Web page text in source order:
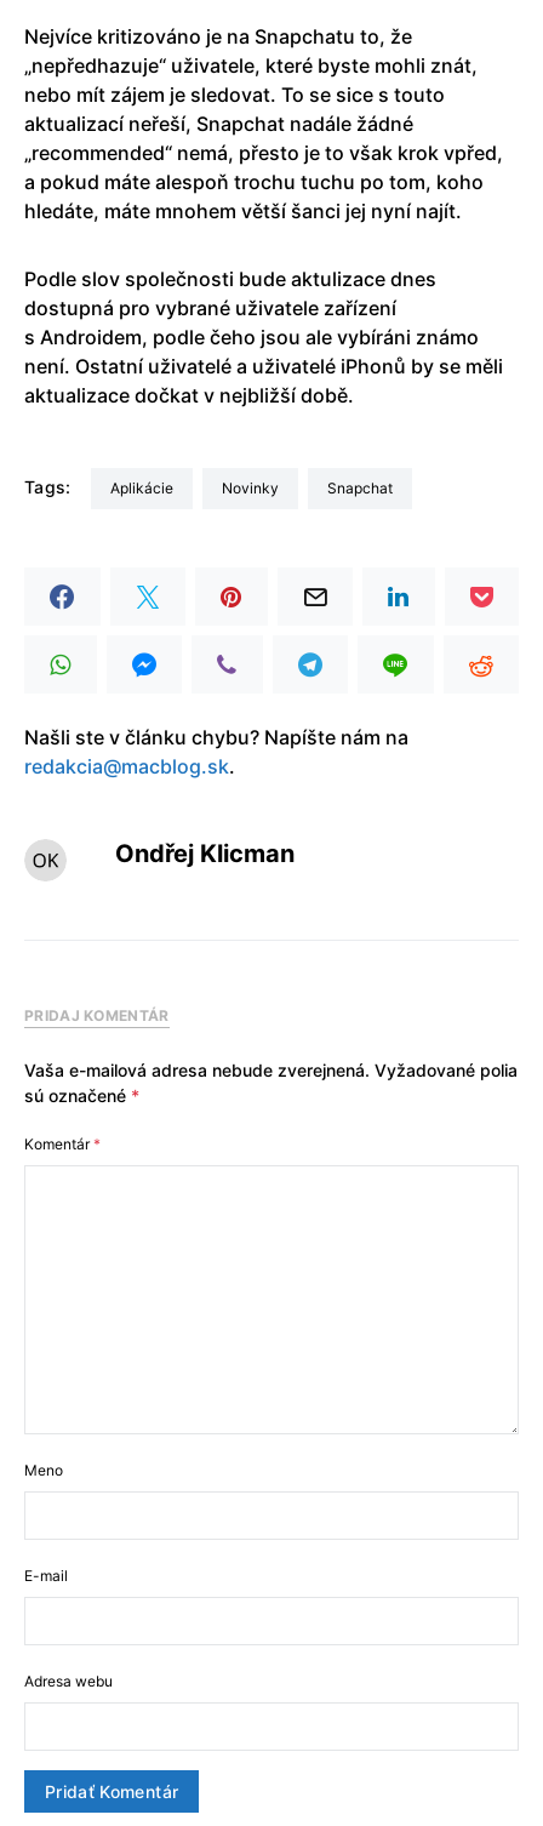
Nejvíce kritizováno je na Snapchatu to, že
„nepředhazuje“ uživatele, které byste mohli znát,
nebo mít zájem je sledovat. To se sice s touto
aktualizací neřeší, Snapchat nadále žádné
„recommended“ nemá, přesto je to však krok vpřed,
a pokud máte alespoň trochu tuchu po tom, koho
hledáte, máte mnohem větší šanci jej nyní najít.
Podle slov společnosti bude aktulizace dnes
dostupná pro vybrané uživatele zařízení
s Androidem, podle čeho jsou ale vybíráni známo
není. Ostatní uživatelé a uživatelé iPhonů by se měli
aktualizace dočkat v nejbližší době.
Tags: Aplikácie Novinky Snapchat
Našli ste v článku chybu? Napíšte nám na
redakcia@macblog.sk.
Ondřej Klicman
PRIDAJ KOMENTÁR
Vaša e-mailová adresa nebude zverejnená. Vyžadované polia
sú označené *
Komentár*
Meno
E-mail
Adresa webu